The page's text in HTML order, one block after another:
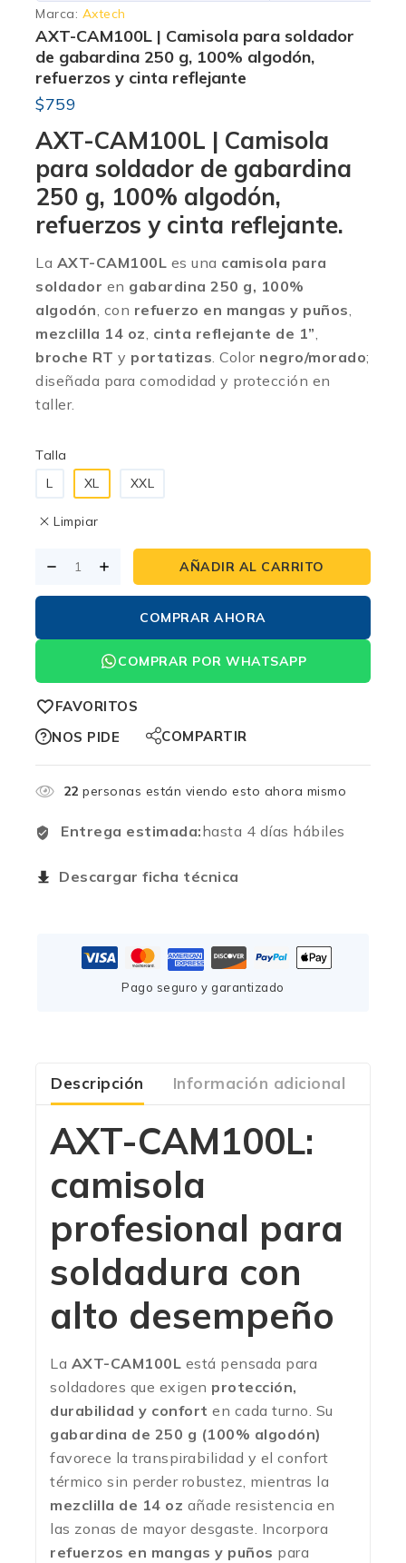
Marca: Axtech
AXT-CAM100L | Camisola para soldador
de gabardina 250 g, 100% algodón,
refuerzos y cinta reflejante
$759
AXT-CAM100L | Camisola
para soldador de gabardina
250 g, 100% algodón,
refuerzos y cinta reflejante.
La AXT-CAM100L es una camisola para
soldador en gabardina 250 g, 100%
algodón, con refuerzo en mangas y puños,
mezclilla 14 oz, cinta reflejante de 1”,
broche RT y portatizas. Color negro/morado;
diseñada para comodidad y protección en
taller.
Talla
L
XL XXL
Limpiar
AÑADIR AL CARRITO
COMPRAR AHORA
COMPRAR POR WHATSAPP
FAVORITOS
NOS PIDE
COMPARTIR
22 personas están viendo esto ahora mismo
Entrega estimada:hasta 4 días hábiles
Descargar ficha técnica
Pago seguro y garantizado
Descripción Información adicional
AXT-CAM100L:
camisola
profesional para
soldadura con
alto desempeño
La AXT-CAM100L está pensada para
soldadores que exigen protección,
durabilidad y confort en cada turno. Su
gabardina de 250 g (100% algodón)
favorece la transpirabilidad y el confort
térmico sin perder robustez, mientras la
mezclilla de 14 oz añade resistencia en
las zonas de mayor desgaste. Incorpora
refuerzos en mangas y puños para